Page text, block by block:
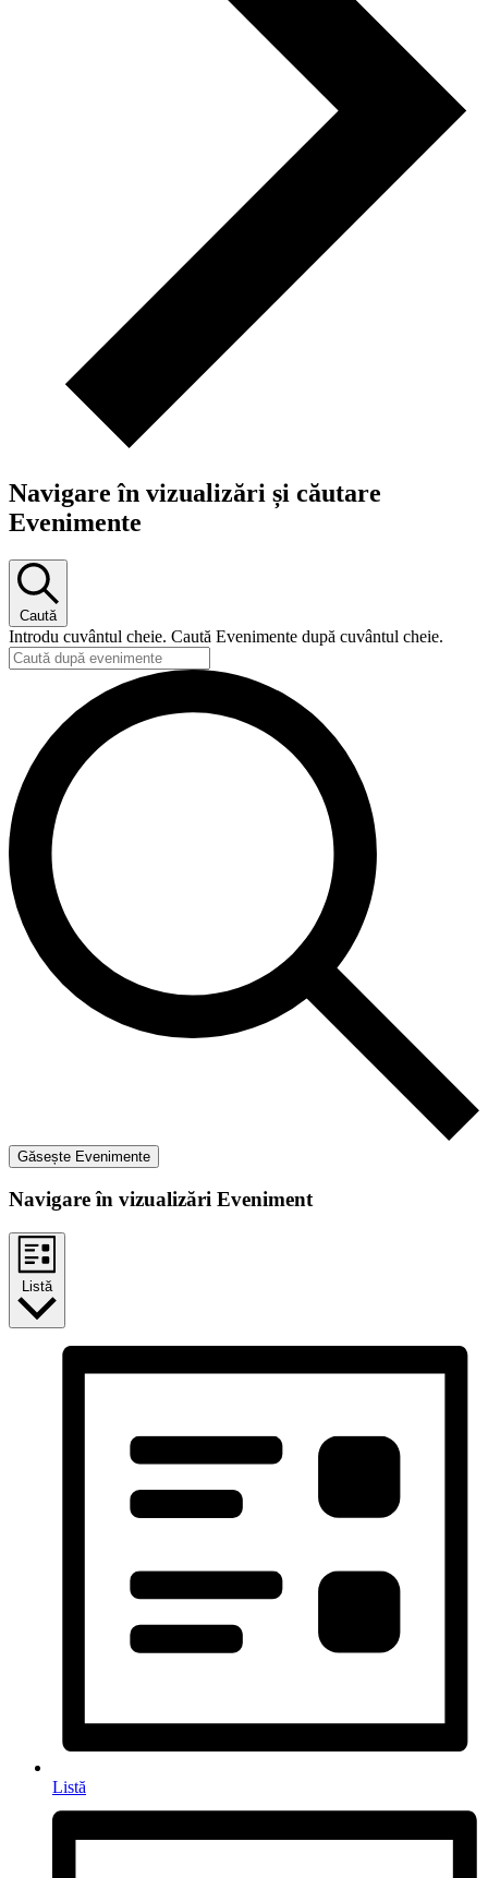
Navigare în vizualizări și căutare
Evenimente
Caută
Introdu cuvântul cheie. Caută Evenimente după cuvântul cheie.
Găsește Evenimente
Navigare în vizualizări Eveniment
Listă
Listă